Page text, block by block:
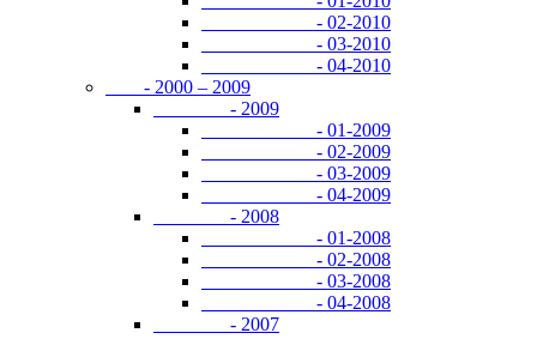
- 02-2010
- 03-2010
- 04-2010
- 2000 – 2009
- 2009
- 01-2009
- 02-2009
- 03-2009
- 04-2009
- 2008
- 01-2008
- 02-2008
- 03-2008
- 04-2008
- 2007